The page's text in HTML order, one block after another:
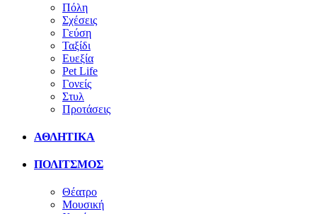
Πόλη
Σχέσεις
Γεύση
Ταξίδι
Ευεξία
Pet Life
Γονείς
Στυλ
Προτάσεις
ΑΘΛΗΤΙΚΑ
ΠΟΛΙΤΣΜΟΣ
Θέατρο
Μουσική